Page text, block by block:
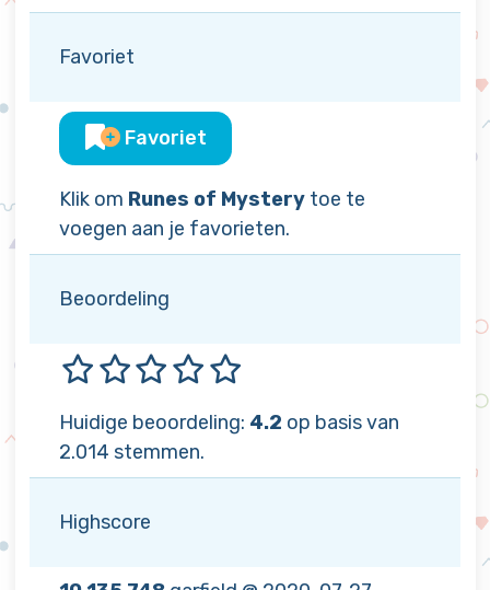
Favoriet
Favoriet
Klik om Runes of Mystery toe te
voegen aan je favorieten.
Beoordeling
Huidige beoordeling: 4.2 op basis van
2.014 stemmen.
Highscore